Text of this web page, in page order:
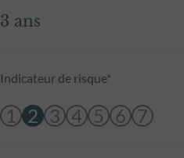
3 ans
Indicateur de risque*
1 2 3 4 5 6 7